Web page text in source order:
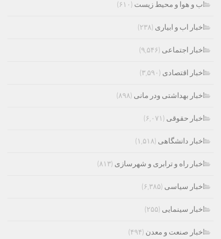
اب و هوا و محیط زیست (۶۱۰)
اخبار اب و ابیاری (۲۳۸)
اخبار اجتماعی (۹,۵۴۶)
اخبار اقتصادی (۳,۵۹۰)
اخبار بهداشتی ودر مانی (۸۹۸)
اخبار حقوقی (۶,۰۷۱)
اخبار دانشگاهی (۱,۵۱۸)
اخبار راه و ترابری و شهرسازی (۸۱۳)
اخبار سیاسی (۶,۳۸۵)
اخبار سینمایی (۲۵۵)
اخبار صنعت و معدن (۴۹۴)